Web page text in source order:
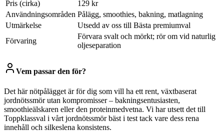
Pris (cirka)
129 kr
Användningsområden Pålägg, smoothies, bakning, matlagning
Utmärkelse
Utsedd av oss till Bästa premiumval
Förvaring
Förvara svalt och mörkt; rör om vid naturlig
oljeseparation
Vem passar den för?
Det här nötpålägget är för dig som vill ha ett rent, växtbaserat
jordnötssmör utan kompromisser – bakningsentusiasten,
smoothieälskaren eller den proteinmedvetna. Vi har utsett det till
Toppklassval i vårt jordnötssmör bäst i test tack vare dess rena
innehåll och silkeslena konsistens.